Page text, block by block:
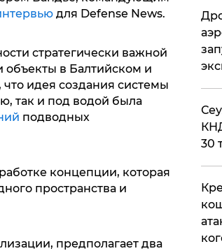
для Defense News.
стратегически важной
в Балтийском и
идея создания системы
так и под водой была
подводных
концепции, которая
пространства и
предполагает два
30